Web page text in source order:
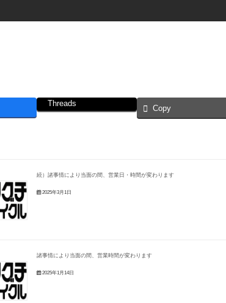
Threads
Copy
続）諸事情により当面の間、営業日・時間が変わります
2025年3月1日
諸事情により当面の間、営業時間が変わります
2025年1月14日